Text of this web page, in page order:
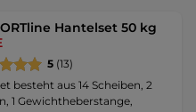
Hantelset 50 kg
5 (13)
besteht aus 14 Scheiben, 2
1 Gewichtheberstange,